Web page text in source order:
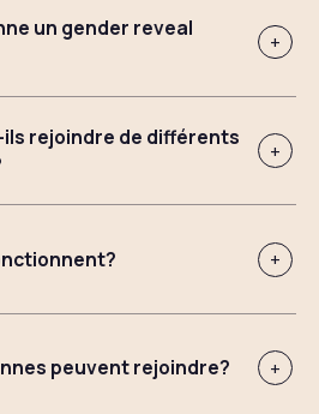
un gender reveal
+
rejoindre de différents
+
+
peuvent rejoindre? +